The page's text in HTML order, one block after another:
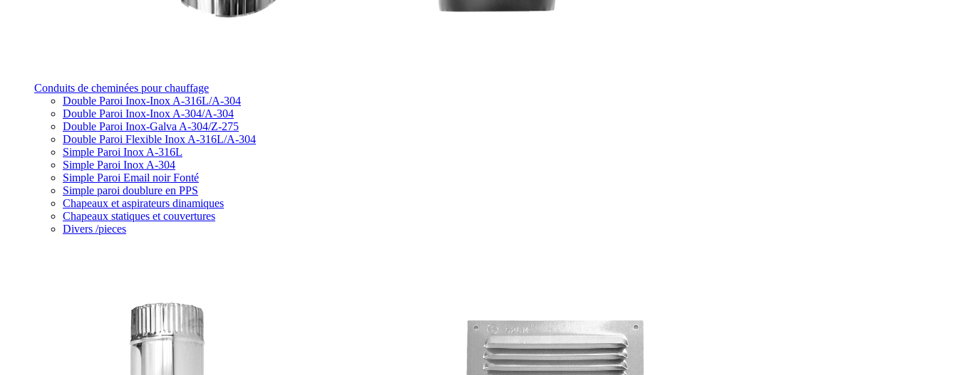
Conduits de cheminées pour chauffage
Double Paroi Inox-Inox A-316L/A-304
Double Paroi Inox-Inox A-304/A-304
Double Paroi Inox-Galva A-304/Z-275
Double Paroi Flexible Inox A-316L/A-304
Simple Paroi Inox A-316L
Simple Paroi Inox A-304
Simple Paroi Email noir Fonté
Simple paroi doublure en PPS
Chapeaux et aspirateurs dinamiques
Chapeaux statiques et couvertures
Divers /pieces